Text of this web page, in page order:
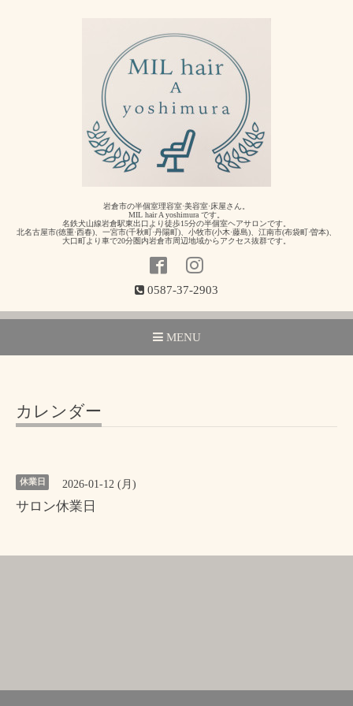
岩倉市の半個室理容室·美容室·床屋さん。
MIL hair A yoshimura です。
名鉄犬山線岩倉駅東出口より徒歩15分の半個室ヘアサロンです。
北名古屋市(徳重·西春)、一宮市(千秋町·丹陽町)、小牧市(小木·藤島)、江南市(布袋町·曽本)、
大口町より車で20分圏内岩倉市周辺地域からアクセス抜群です。
0587-37-2903
MENU
カレンダー
休業日 2026-01-12 (月)
サロン休業日